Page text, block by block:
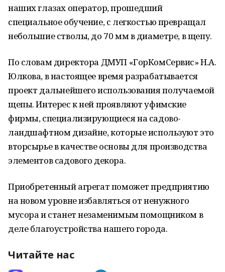
наших глазах оператор, прошедший
специальное обучение, с легкостью превращал
небольшие стволы, до 70 мм в диаметре, в щепу.
По словам директора ДМУП «ГорКомСервис» Н.А.
Юлкова, в настоящее время разрабатывается
проект дальнейшего использования получаемой
щепы. Интерес к ней проявляют уфимские
фирмы, специализирующиеся на садово-
ландшафтном дизайне, которые используют это
вторсырье в качестве основы для производства
элементов садового декора.
Приобретенный агрегат поможет предприятию
на новом уровне избавляться от ненужного
мусора и станет незаменимым помощником в
деле благоустройства нашего города.
Читайте нас